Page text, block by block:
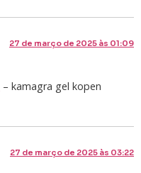
27 de março de 2025 às 01:09
– kamagra gel kopen
27 de março de 2025 às 03:22